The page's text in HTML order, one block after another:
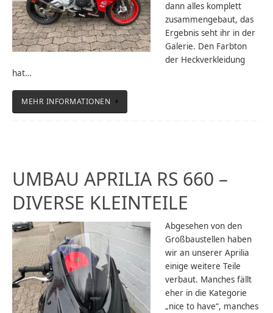
dann alles komplett
zusammengebaut, das
Ergebnis seht ihr in der
Galerie. Den Farbton
der Heckverkleidung
hat…
MEHR INFORMATIONEN
UMBAU APRILIA RS 660 –
DIVERSE KLEINTEILE
Abgesehen von den
Großbaustellen haben
wir an unserer Aprilia
einige weitere Teile
verbaut. Manches fällt
eher in die Kategorie
„nice to have“, manches